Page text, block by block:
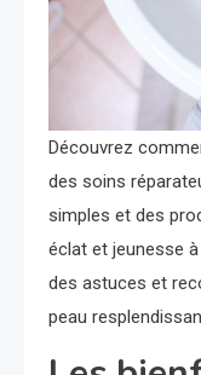
Découvrez
des soins
simples et des
éclat et jeunesse
des astuces et
peau